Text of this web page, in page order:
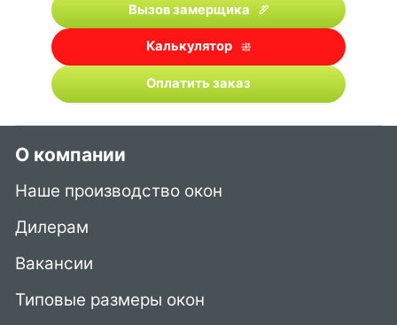
Вызов замерщика
Калькулятор
Оплатить заказ
О компании
Наше производство окон
Дилерам
Вакансии
Типовые размеры окон